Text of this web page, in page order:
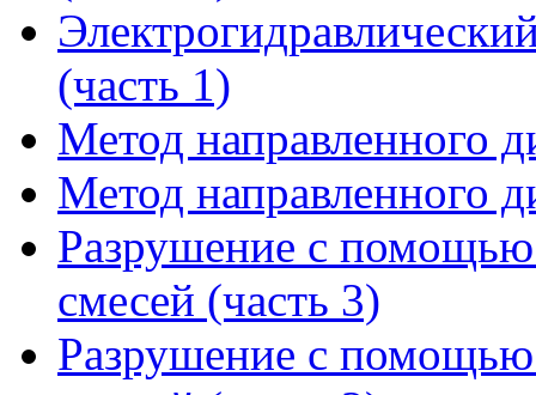
(часть 1)
Метод направленного
Метод направленного
Разрушение с
смесей (часть 3)
Разрушение с